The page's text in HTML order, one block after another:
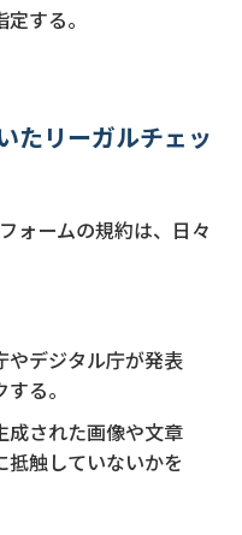
する。
たリーガルチェッ
ォームの規約は、日々
やデジタル庁が発表
る。
成された画像や文章
触していないかを